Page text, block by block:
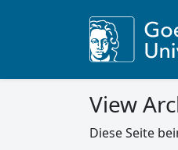
View
Diese Seite